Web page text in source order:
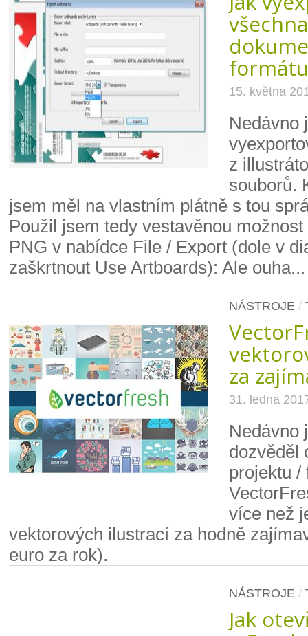
15. května
Nedávno
z
souborů.
jsem měl na vlastním plátně s tou
Použil jsem tedy vestavěnou
PNG v nabídce File / Export (dole v
zaškrtnout Use Artboards): Ale ouha...
NÁSTROJE/
za
31. ledna
Nedávno
dozvěděl
projektu /
více než
vektorových ilustrací za hodně
euro za rok).
NÁSTROJE/
Jak